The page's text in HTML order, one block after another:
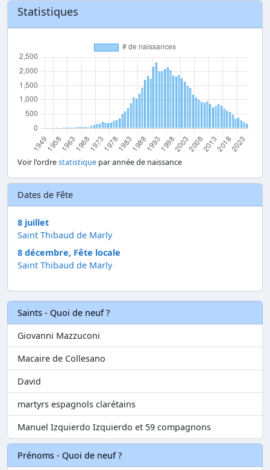
Statistiques
Voir l'ordrestatistique par année de naissance
Dates de Fête
8 juillet
Saint Thibaud de Marly
8 décembre, Fête locale
Saint Thibaud de Marly
Saints - Quoi de neuf ?
Giovanni Mazzuconi
Macaire de Collesano
David
martyrs espagnols clarétains
Manuel Izquierdo Izquierdo et 59 compagnons
Prénoms - Quoi de neuf ?